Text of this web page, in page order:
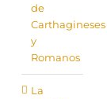
de
Carthagineses
y
Romanos
La